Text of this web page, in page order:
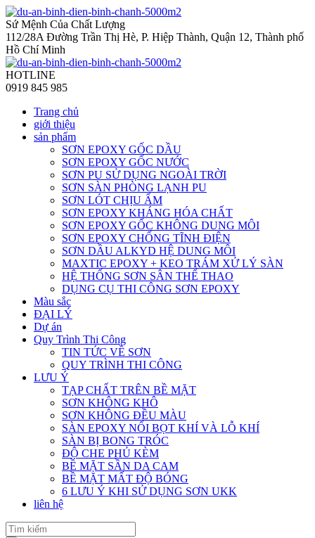
Sứ Mệnh Của Chất Lượng
112/28A Đường Trần Thị Hè, P. Hiệp Thành, Quận 12, Thành phố
Hồ Chí Minh
HOTLINE
0919 845 985
Trang chủ
giới thiệu
sản phẩm
SƠN EPOXY GỐC DẦU
SƠN EPOXY GỐC NƯỚC
SƠN PU SỬ DỤNG NGOÀI TRỜI
SƠN SÀN PHÒNG LẠNH PU
SƠN LÓT CHỊU ẨM
SƠN EPOXY KHÁNG HÓA CHẤT
SƠN EPOXY GỐC KHÔNG DUNG MÔI
SƠN EPOXY CHỐNG TĨNH ĐIỆN
SƠN DẦU ALKYD HỆ DUNG MÔI
MAXTIC EPOXY + KEO TRÁM XỬ LÝ SÀN
HỆ THỐNG SƠN SÂN THỂ THAO
DỤNG CỤ THI CÔNG SƠN EPOXY
Màu sắc
ĐẠI LÝ
Dự án
Quy Trình Thi Công
TIN TỨC VỀ SƠN
QUY TRÌNH THI CÔNG
LƯU Ý
TẠP CHẤT TRÊN BỀ MẶT
SƠN KHÔNG KHÔ
SƠN KHÔNG ĐỀU MÀU
SÀN EPOXY NỔI BỌT KHÍ VÀ LỖ KHÍ
SÀN BỊ BONG TRÓC
ĐỘ CHE PHỦ KÈM
BỀ MẶT SẦN DA CAM
BỀ MẶT MẤT ĐỘ BÓNG
6 LƯU Ý KHI SỬ DỤNG SƠN UKK
liên hệ